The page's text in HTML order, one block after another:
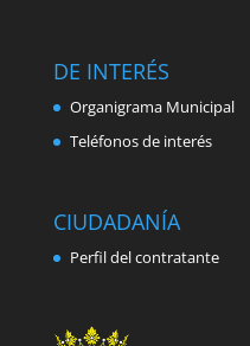
DE INTERÉS
Organigrama Municipal
Teléfonos de interés
CIUDADANÍA
Perfil del contratante